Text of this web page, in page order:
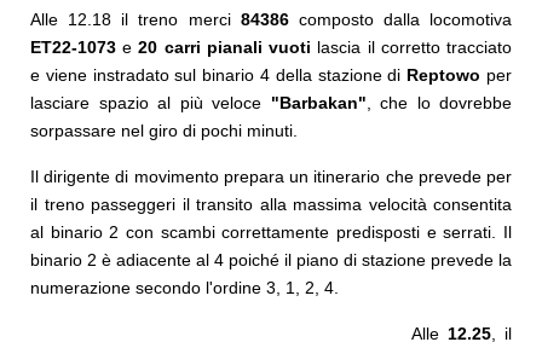
Alle 12.18 il treno merci 84386composto dalla locomotiva
ET22-1073e20 carri pianali vuoti lascia il corretto tracciato
e viene instradato sul binario 4 della stazione di Reptowo per
lasciare spazio al più veloce "Barbakan" , che lo dovrebbe
sorpassare nel giro di pochi minuti.
Il dirigente di movimento prepara un itinerario che prevede per
il treno passeggeri il transito alla massima velocità consentita
al binario 2 con scambi correttamente predisposti e serrati. Il
binario 2 è adiacente al 4 poiché il piano di stazione prevede la
numerazione secondo l'ordine 3, 1, 2, 4.
Alle 12.25 , il